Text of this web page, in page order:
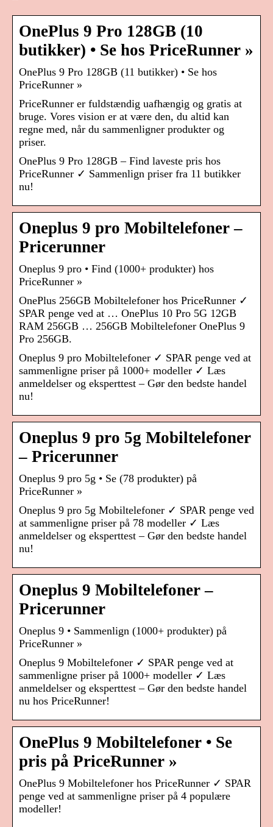
OnePlus 9 Pro 128GB (10
butikker) • Se hos PriceRunner »
OnePlus 9 Pro 128GB (11 butikker) • Se hos
PriceRunner »
PriceRunner er fuldstændig uafhængig og gratis at
bruge. Vores vision er at være den, du altid kan
regne med, når du sammenligner produkter og
priser.
OnePlus 9 Pro 128GB – Find laveste pris hos
PriceRunner ✓ Sammenlign priser fra 11 butikker
nu!
Oneplus 9 pro Mobiltelefoner –
Pricerunner
Oneplus 9 pro • Find (1000+ produkter) hos
PriceRunner »
OnePlus 256GB Mobiltelefoner hos PriceRunner ✓
SPAR penge ved at … OnePlus 10 Pro 5G 12GB
RAM 256GB … 256GB Mobiltelefoner OnePlus 9
Pro 256GB.
Oneplus 9 pro Mobiltelefoner ✓ SPAR penge ved at
sammenligne priser på 1000+ modeller ✓ Læs
anmeldelser og eksperttest – Gør den bedste handel
nu!
Oneplus 9 pro 5g Mobiltelefoner
– Pricerunner
Oneplus 9 pro 5g • Se (78 produkter) på
PriceRunner »
Oneplus 9 pro 5g Mobiltelefoner ✓ SPAR penge ved
at sammenligne priser på 78 modeller ✓ Læs
anmeldelser og eksperttest – Gør den bedste handel
nu!
Oneplus 9 Mobiltelefoner –
Pricerunner
Oneplus 9 • Sammenlign (1000+ produkter) på
PriceRunner »
Oneplus 9 Mobiltelefoner ✓ SPAR penge ved at
sammenligne priser på 1000+ modeller ✓ Læs
anmeldelser og eksperttest – Gør den bedste handel
nu hos PriceRunner!
OnePlus 9 Mobiltelefoner • Se
pris på PriceRunner »
OnePlus 9 Mobiltelefoner hos PriceRunner ✓ SPAR
penge ved at sammenligne priser på 4 populære
modeller!